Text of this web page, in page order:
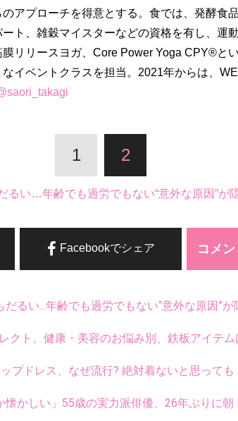
アプローチを得意とする。食では、発酵食
ート、雑穀マイスターなどの資格を有し、運
膜リリースヨガ、Core Power Yoga CPY®と
イベントクラスを担当。2021年からは、
1 2
い…年齢でも過労でもない“意外な原因”が
コメ
Facebookでシェア
るい...年齢でも過労でもない“意外な原因”が
クト。健康・美容のお悩み別、鉄板アイテ
プドレス、なぜ流行? 絶対着ないと思って
かしい」55歳の実力派俳優、26年ぶりに朝